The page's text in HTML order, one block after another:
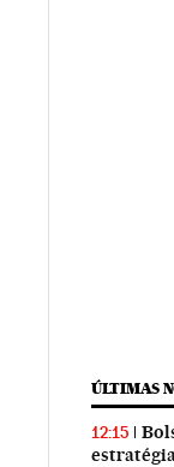
ÚLTIMAS
12:15